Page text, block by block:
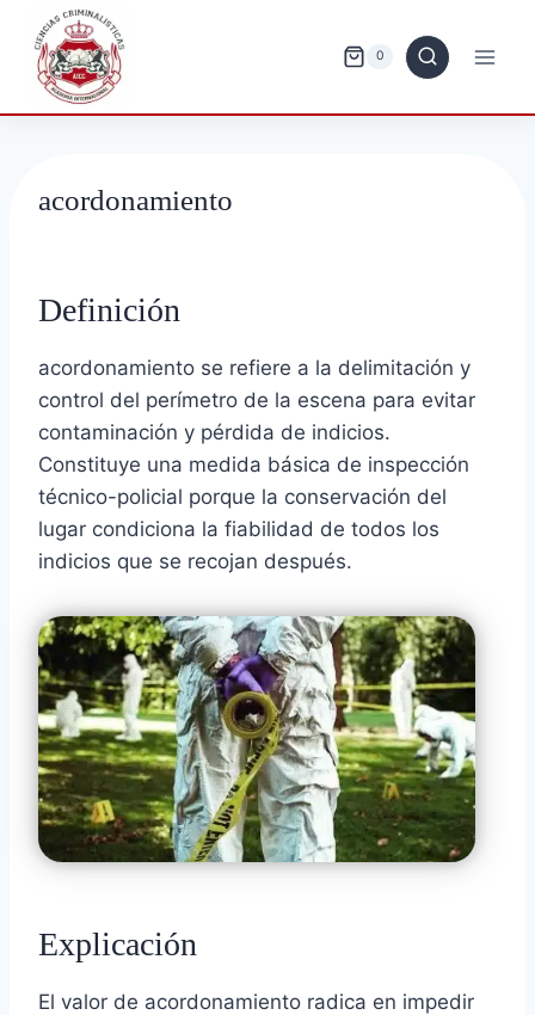
Saltar
contenido
0
acordonamiento
Definición
acordonamiento se refiere a la delimitación y
control del perímetro de la escena para evitar
contaminación y pérdida de indicios.
Constituye una medida básica de inspección
técnico-policial porque la conservación del
lugar condiciona la fiabilidad de todos los
indicios que se recojan después.
Explicación
El valor de acordonamiento radica en impedir